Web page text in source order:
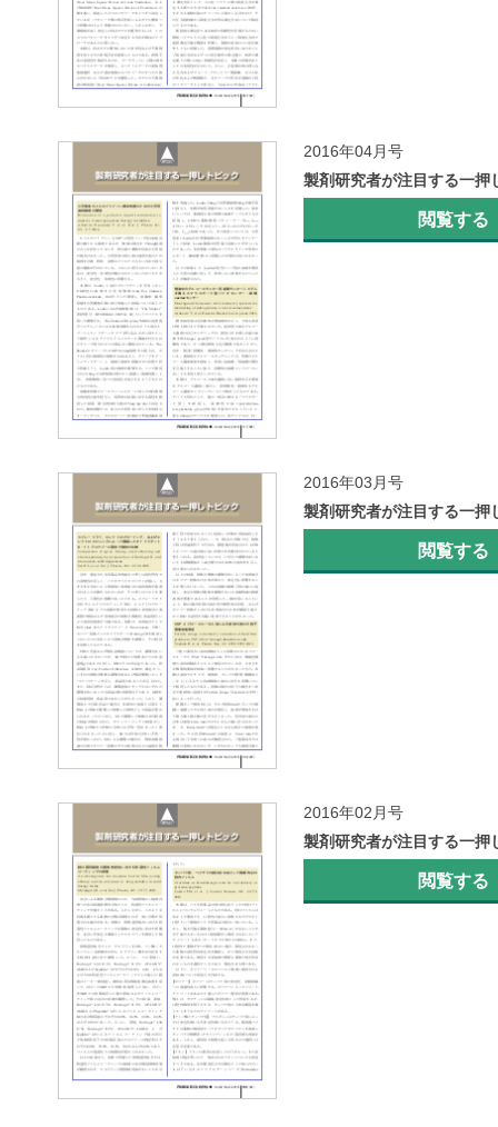
2016年04月号
製剤研究者が注目する一押
閲覧する
2016年03月号
製剤研究者が注目する一押
閲覧する
2016年02月号
製剤研究者が注目する一押
閲覧する